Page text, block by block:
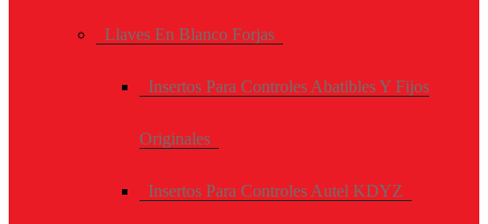
Llaves En Blanco Forjas
Insertos Para Controles Abatibles Y Fijos
Originales
Insertos Para Controles Autel KDYZ